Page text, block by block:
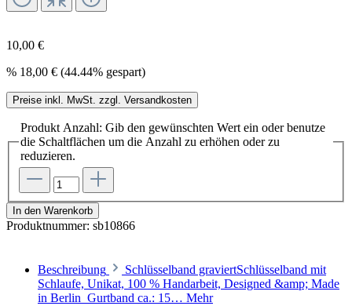
10,00 €
% 18,00 € (44.44% gespart)
Preise inkl. MwSt. zzgl. Versandkosten
Produkt Anzahl: Gib den gewünschten Wert ein oder benutze
die Schaltflächen um die Anzahl zu erhöhen oder zu
reduzieren.
In den Warenkorb
Produktnummer: sb10866
Beschreibung
Schlüsselband graviertSchlüsselband mit
Schlaufe, Unikat, 100 % Handarbeit, Designed &amp; Made
in Berlin Gurtband ca.: 15… Mehr